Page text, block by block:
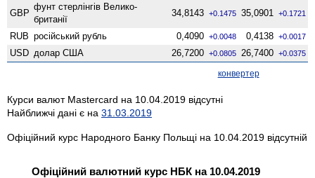
GBP
фунт стерлінгів Велико­
британії
34,8143 +0.1475 35,0901 +0.1721
RUB російський рубль 0,4090 +0.0048 0,4138 +0.0017
USD долар США 26,7200 +0.0805 26,7400 +0.0375
конвертер
Курси валют Mastercard на 10.04.2019 відсутні
Найближчі дані є на 31.03.2019
Офіційний курс Народного Банку Польщі на 10.04.2019 відсутній
Офіційний валютний курс НБК на 10.04.2019